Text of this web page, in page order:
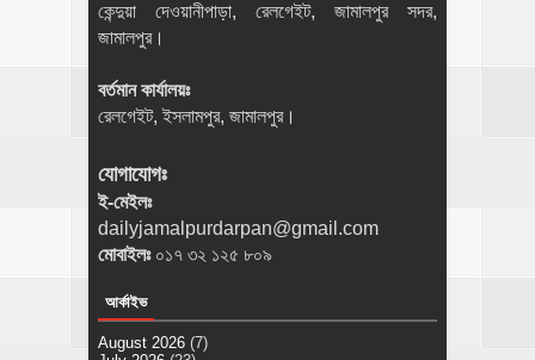
কেন্দুয়া দেওয়ানীপাড়া, রেলগেইট, জামালপুর সদর,
জামালপুর।
বর্তমান কার্যালয়ঃ
রেলগেইট, ইসলামপুর, জামালপুর।
যোগাযোগঃ
ই-মেইলঃ
dailyjamalpurdarpan@gmail.com
মোবাইলঃ ০১৭ ৩২ ১২৫ ৮০৯
আর্কাইভ
August 2026 (7)